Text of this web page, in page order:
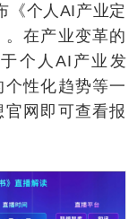
个人AI产业定
在产业变革的
个人AI产业发
性化趋势等一
网即可查看报